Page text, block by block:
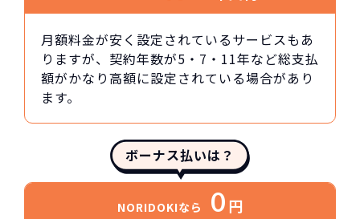
月額料金が安く設定されているサービスもあ
りますが、契約年数が5・7・11年など総支払
額がかなり高額に設定されている場合があり
ます。
ボーナス払いは？
NORIDOKIなら 0円